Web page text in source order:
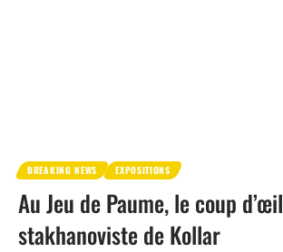
BREAKING NEWS EXPOSITIONS
Au Jeu de Paume, le coup d’œil
stakhanoviste de Kollar